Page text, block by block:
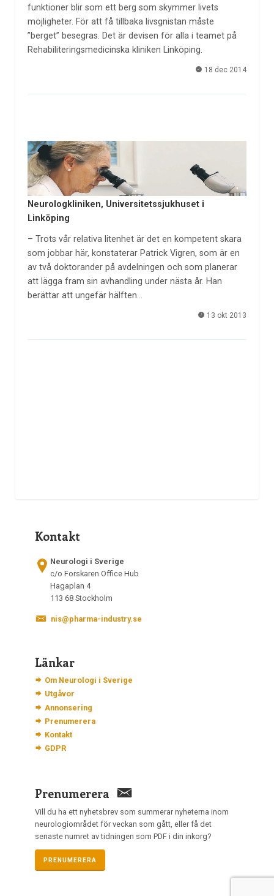
funktioner blir som ett berg som skymmer livets
möjligheter. För att få tillbaka livsgnistan måste
”berget” besegras. Det är devisen för alla i teamet på
Rehabiliteringsmedicinska kliniken Linköping.
18 dec 2014
Neurologkliniken, Universitetssjukhuset i
Linköping
– Trots vår relativa litenhet är det en kompetent skara
som jobbar här, konstaterar Patrick Vigren, som är en
av två doktorander på avdelningen och som planerar
att lägga fram sin avhandling under nästa år. Han
berättar att ungefär hälften…
13 okt 2013
Kontakt
Neurologi i Sverige
c/o Forskaren Office Hub
Hagaplan 4
113 68 Stockholm
nis@pharma-industry.se
Länkar
Om Neurologi i Sverige
Utgåvor
Annonsering
Prenumerera
Kontakt
GDPR
Prenumerera
Vill du ha ett nyhetsbrev som summerar nyheterna inom
neurologiområdet för veckan som gått, eller få det
senaste numret av tidningen som PDF i din inkorg?
PRENUMERERA